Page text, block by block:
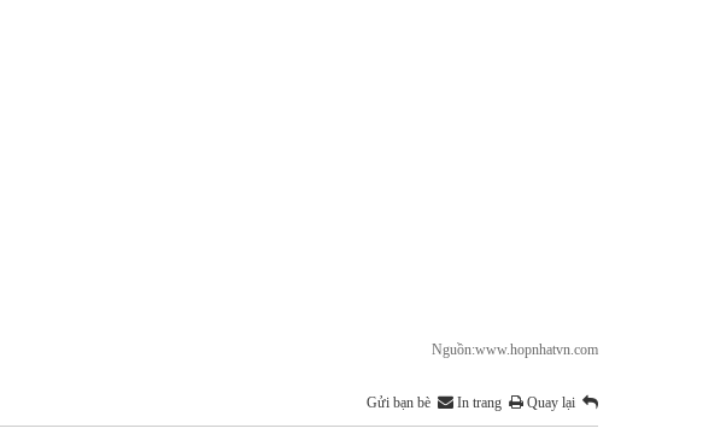
Nguồn:www.hopnhatvn.com
Gửi bạn bè In trang Quay lại